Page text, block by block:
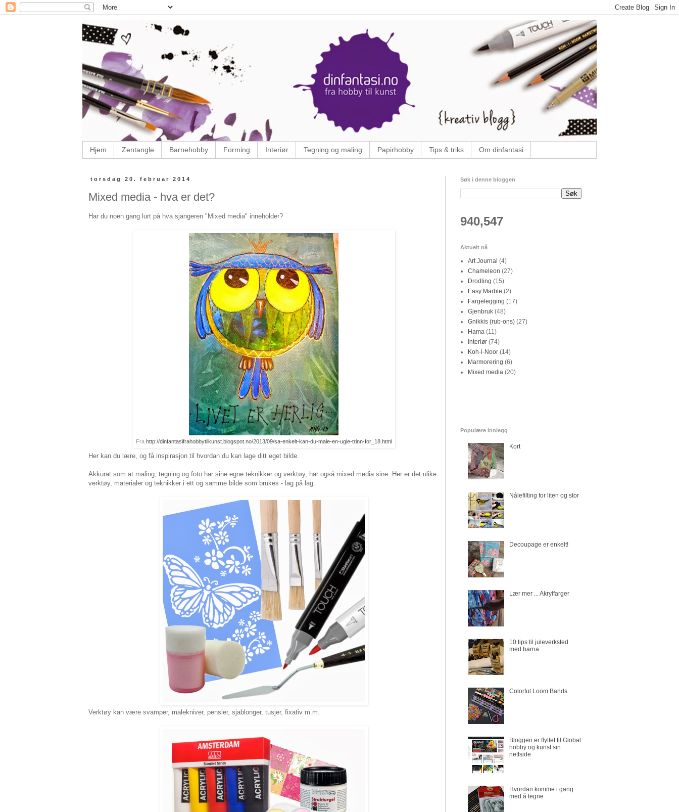
Hjem Zentangle Barnehobby Forming Interiør Tegning og maling Papirhobby Tips & triks Om dinfantasi
torsdag 20. februar 2014
Mixed media - hva er det?
Har du noen gang lurt på hva sjangeren "Mixed media" inneholder?
Fra http://dinfantasifrahobbytilkunst.blogspot.no/2013/09/sa-enkelt-kan-du-male-en-ugle-trinn-for_18.html
Her kan du lære, og få inspirasjon til hvordan du kan lage ditt eget bilde.
Akkurat som at maling, tegning og foto har sine egne teknikker og verktøy, har også mixed media sine. Her er det ulike
verktøy, materialer og teknikker i ett og samme bilde som brukes - lag på lag.
Verktøy kan være svamper, malekniver, pensler, sjablonger, tusjer, fixativ m.m.
Søk i denne bloggen
940,547
Aktuelt nå
Art Journal (4)
Chameleon (27)
Drodling (15)
Easy Marble (2)
Fargelegging (17)
Gjenbruk (48)
Gnikkis (rub-ons) (27)
Hama (11)
Interiør (74)
Koh-i-Noor (14)
Marmorering (6)
Mixed media (20)
Populære innlegg
Kort
Nålefilting for liten og stor
Decoupage er enkelt!
Lær mer ... Akrylfarger
10 tips til juleverksted
med barna
Colorful Loom Bands
Bloggen er flyttet til Global
hobby og kunst sin
nettside
Hvordan komme i gang
med å tegne